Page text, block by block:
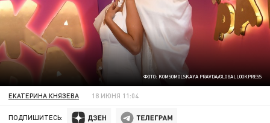
ФОТО: KOMSOMOLSKAYA PRAVDA/GLOBALLOOKPRESS
ЕКАТЕРИНА КНЯЗЕВА 18 ИЮНЯ 11:04
ПОДПИШИТЕСЬ: